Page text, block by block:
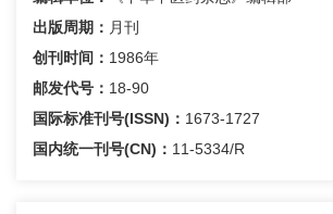
出版周期： 月刊
创刊时间： 1986年
邮发代号： 18-90
国际标准刊号(ISSN)： 1673-1727
国内统一刊号(CN)： 11-5334/R